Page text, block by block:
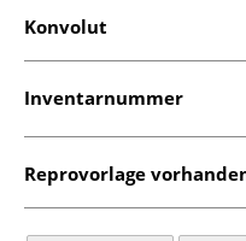
Konvolut
Inventarnummer
Reprovorlage